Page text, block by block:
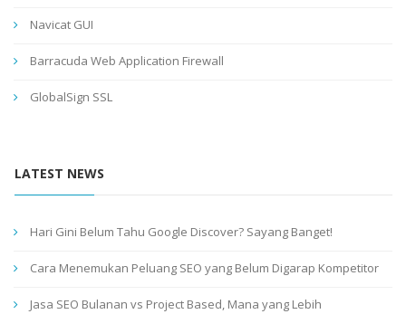
Navicat GUI
Barracuda Web Application Firewall
GlobalSign SSL
LATEST NEWS
Hari Gini Belum Tahu Google Discover? Sayang Banget!
Cara Menemukan Peluang SEO yang Belum Digarap Kompetitor
Jasa SEO Bulanan vs Project Based, Mana yang Lebih